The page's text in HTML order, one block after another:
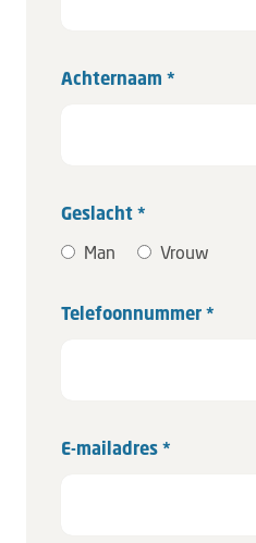
Achternaam *
Geslacht *
Man Vrouw
Telefoonnummer *
E-mailadres *